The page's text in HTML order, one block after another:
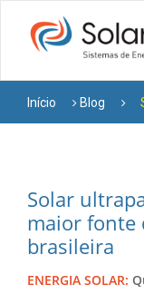
Início Blog
Solar
maior fonte
brasileira
ENERGIA SOLAR: